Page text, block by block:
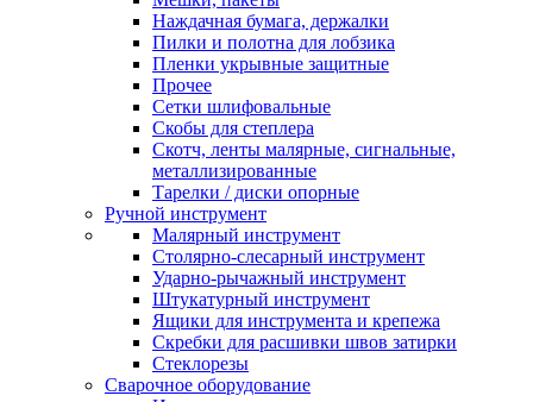
Наждачная бумага, держалки
Пилки и полотна для лобзика
Пленки укрывные защитные
Прочее
Сетки шлифовальные
Скобы для степлера
Скотч, ленты малярные, сигнальные,
металлизированные
Тарелки / диски опорные
Ручной инструмент
Малярный инструмент
Столярно-слесарный инструмент
Ударно-рычажный инструмент
Штукатурный инструмент
Ящики для инструмента и крепежа
Скребки для расшивки швов затирки
Стеклорезы
Сварочное оборудование